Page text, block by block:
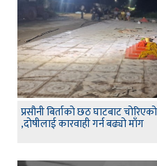
प्रसौनी बिर्ताको छठ घाटबाट
,दोषीलाई कारवाही गर्न बढ्यो माँग